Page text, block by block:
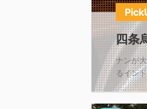
四条
ナンが
るイン